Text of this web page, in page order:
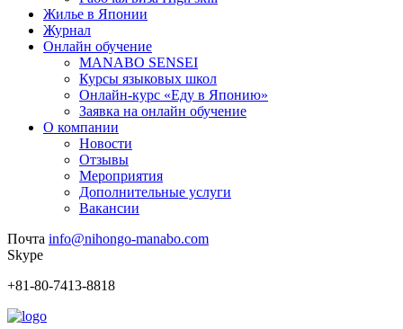
Жилье в Японии
Журнал
Онлайн обучение
MANABO SENSEI
Курсы языковых школ
Онлайн-курс «Еду в Японию»
Заявка на онлайн обучение
О компании
Новости
Отзывы
Мероприятия
Дополнительные услуги
Вакансии
Почта info@nihongo-manabo.com
Skype
+81-80-7413-8818